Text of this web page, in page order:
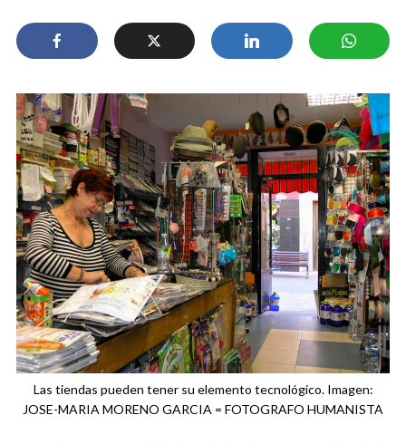
Las tiendas pueden tener su elemento tecnológico. Imagen:
JOSE-MARIA MORENO GARCIA = FOTOGRAFO HUMANISTA